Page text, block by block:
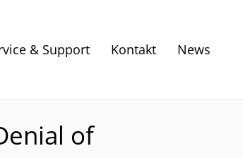
& Support Kontakt News
of